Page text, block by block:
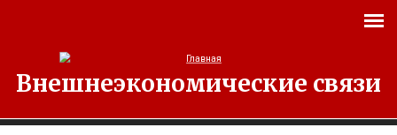
Внешнеэкономические связи